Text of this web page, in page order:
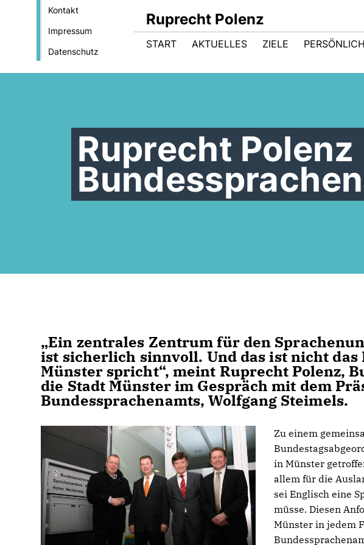
Kontakt
Impressum
Datenschutz
Ruprecht Polenz
START AKTUELLES ZIELE
Ruprecht
Ein zentrales Zentrum für den
ist sicherlich sinnvoll. Und das ist nicht
Münster spricht“, meint Ruprecht Polenz,
die Stadt Münster im Gespräch mit dem
Bundessprachenamts, Wolfgang Steimels.
Zu einem
in Münster
allem für die
sei Englisch eine
müsse. Diesen
Münster in jedem